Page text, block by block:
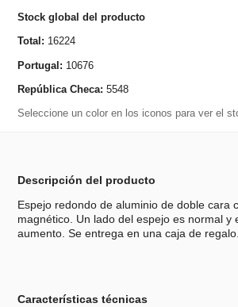
Stock global del producto
Total: 16224
Portugal: 10676
República Checa: 5548
Seleccione un color en los iconos para ver el
Descripción del producto
Espejo redondo de aluminio de doble cara
magnético. Un lado del espejo es normal y
aumento. Se entrega en una caja de
Características técnicas